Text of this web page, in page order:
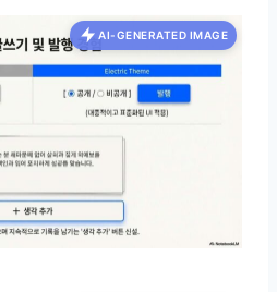
AI-GENERATED IMAGE